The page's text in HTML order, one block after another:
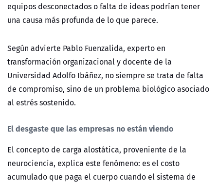
equipos desconectados o falta de ideas podrían tener
una causa más profunda de lo que parece.
Según advierte Pablo Fuenzalida, experto en
transformación organizacional y docente de la
Universidad Adolfo Ibáñez, no siempre se trata de falta
de compromiso, sino de un problema biológico asociado
al estrés sostenido.
El desgaste que las empresas no están viendo
El concepto de carga alostática, proveniente de la
neurociencia, explica este fenómeno: es el costo
acumulado que paga el cuerpo cuando el sistema de